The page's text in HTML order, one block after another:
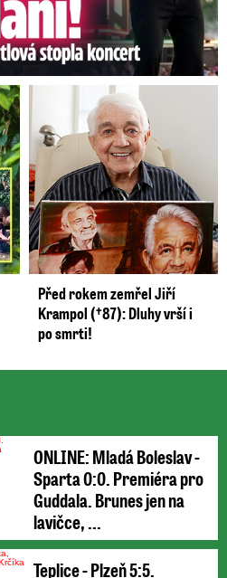
Před rokem zemřel Jiří
Krampol (†87): Dluhy vrší i
po smrti!
ONLINE: Mladá Boleslav -
Sparta 0:0. Premiéra pro
Guddala. Brunes jen na
lavičce, ...
Teplice - Plzeň 5:5.